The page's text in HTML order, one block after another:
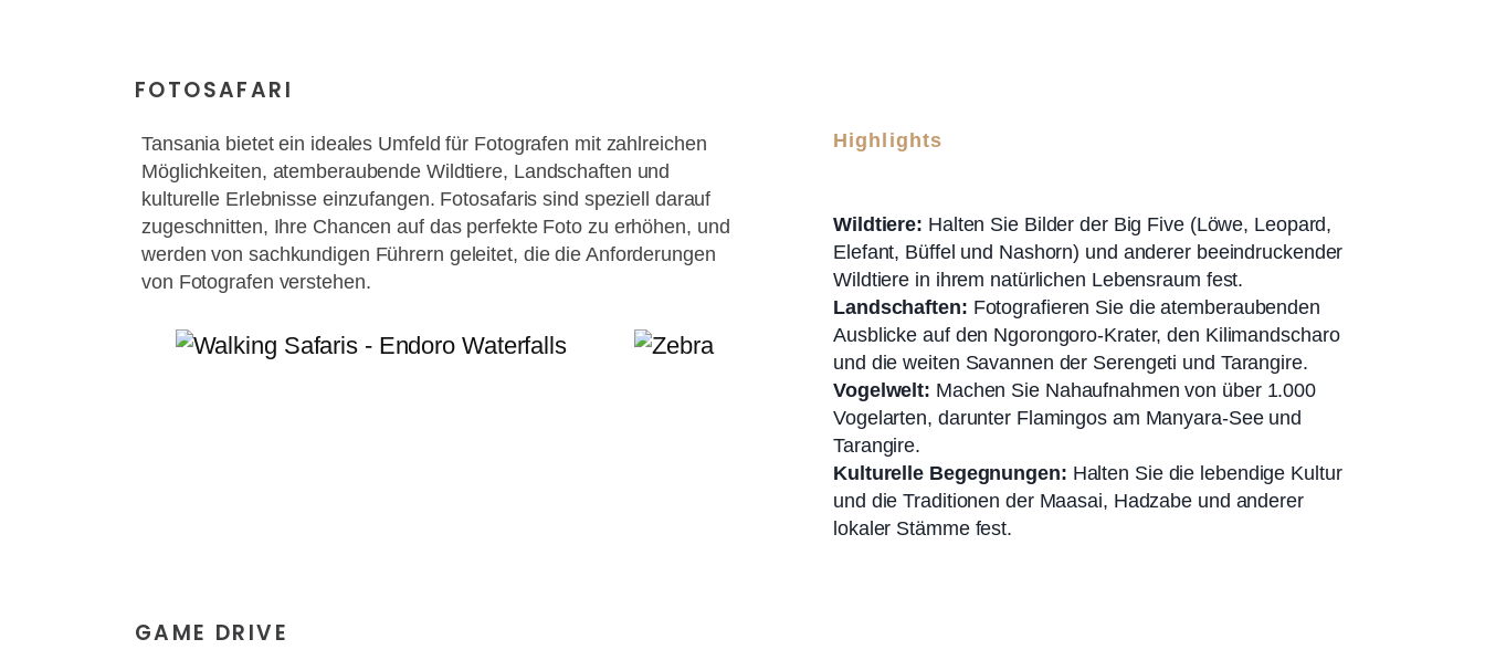
FOTOSAFARI
Tansania bietet ein ideales Umfeld für Fotografen mit zahlreichen
Möglichkeiten, atemberaubende Wildtiere, Landschaften und
kulturelle Erlebnisse einzufangen. Fotosafaris sind speziell darauf
zugeschnitten, Ihre Chancen auf das perfekte Foto zu erhöhen, und
werden von sachkundigen Führern geleitet, die die Anforderungen
von Fotografen verstehen.
Highlights
Wildtiere: Halten Sie Bilder der Big Five (Löwe, Leopard,
Elefant, Büffel und Nashorn) und anderer beeindruckender
Wildtiere in ihrem natürlichen Lebensraum fest.
Landschaften: Fotografieren Sie die atemberaubenden
Ausblicke auf den Ngorongoro-Krater, den Kilimandscharo
und die weiten Savannen der Serengeti und Tarangire.
Vogelwelt: Machen Sie Nahaufnahmen von über 1.000
Vogelarten, darunter Flamingos am Manyara-See und
Tarangire.
Kulturelle Begegnungen: Halten Sie die lebendige Kultur
und die Traditionen der Maasai, Hadzabe und anderer
lokaler Stämme fest.
GAME DRIVE